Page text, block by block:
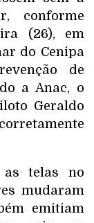
conforme
(26), em
do Cenipa
de
a Anac, o
Geraldo
as telas no
mudaram
emitiam